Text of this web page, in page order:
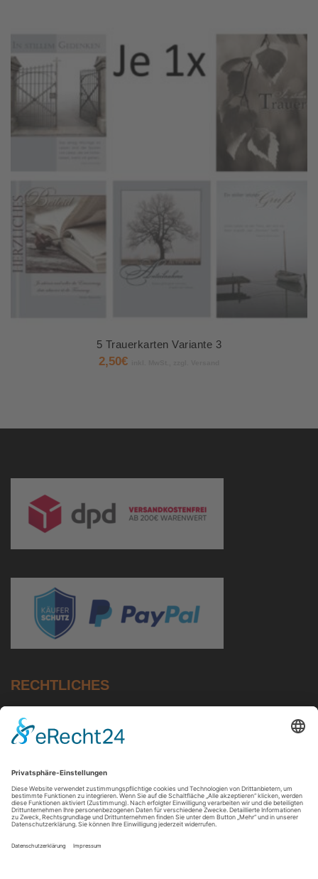
5 Trauerkarten Variante 3
2,50€
RECHTLICHES
Impressum
AGB
Zahlung & Versand
Widerruf